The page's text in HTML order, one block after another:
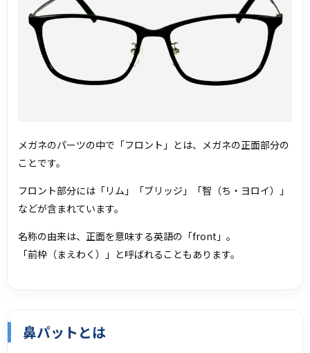
メガネのパーツの中で「フロント」とは、メガネの正面部分の
ことです。
フロント部分には「リム」「ブリッジ」「智（ち・ヨロイ）」
などが含まれています。
名称の由来は、正面を意味する英語の「front」。
「前枠（まえわく）」と呼ばれることもあります。
鼻パットとは